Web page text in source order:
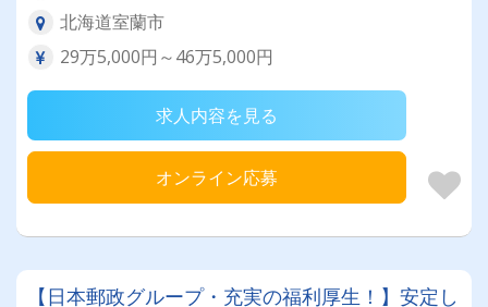
北海道室蘭市
29万5,000円～46万5,000円
求人内容を見る
オンライン応募
【日本郵政グループ・充実の福利厚生！】安定し